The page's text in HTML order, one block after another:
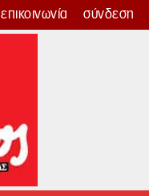
επικοινωνία σύνδεση